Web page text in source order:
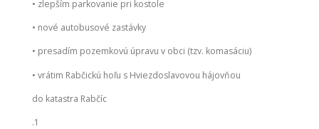
• zlepším parkovanie pri kostole
• nové autobusové zastávky
• presadím pozemkovú úpravu v obci (tzv. komasáciu)
• vrátim Rabčickú hoľu s Hviezdoslavovou hájovňou
do katastra Rabčíc
.1